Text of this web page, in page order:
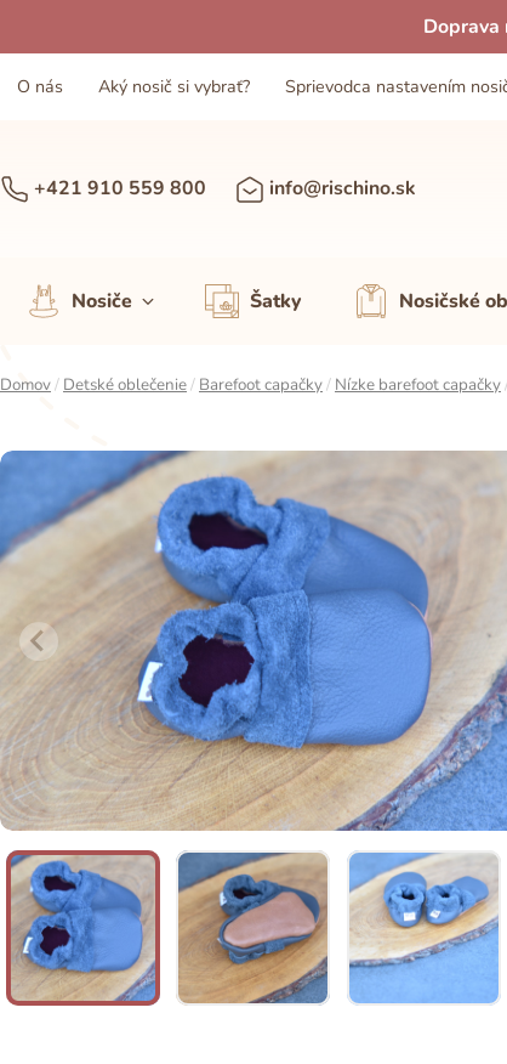
Doprava
O nás Aký nosič si vybrať? Sprievodca nastavením
+421 910 559 800 info@rischino.sk
Nosiče Šatky Nosičské
Domov/ Detské oblečenie/ Barefoot capačky/ Nízke barefoot capačky